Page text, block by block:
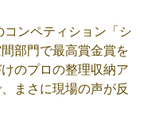
コンペティション「シ
部門で最高賞金賞を
のプロの整理収納ア
まさに現場の声が反